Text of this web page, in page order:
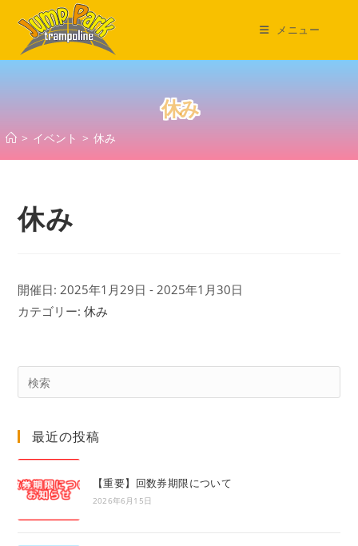
ス
メニュー
休み
> イベント > 休み
休み
開催日: 2025年1月29日 - 2025年1月30日
カテゴリー:休み
最近の投稿
【重要】回数券期限について
2026年6月15日